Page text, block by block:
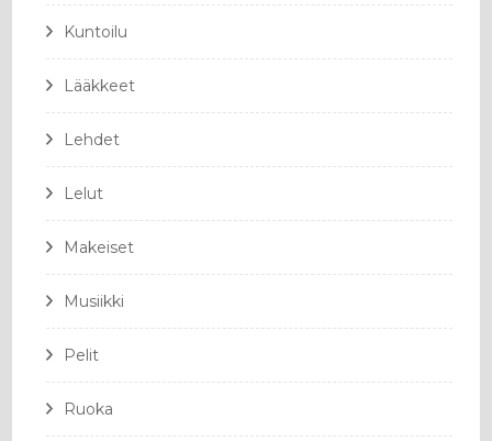
Kuntoilu
Lääkkeet
Lehdet
Lelut
Makeiset
Musiikki
Pelit
Ruoka